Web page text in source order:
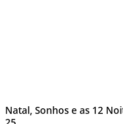
Natal, Sonhos e as 12